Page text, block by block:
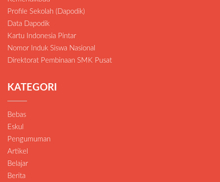
Profile Sekolah (Dapodik)
Data Dapodik
Kartu Indonesia Pintar
Nomor Induk Siswa Nasional
Direktorat Pembinaan SMK Pusat
KATEGORI
Bebas
Eskul
Pengumuman
Artikel
Belajar
Berita